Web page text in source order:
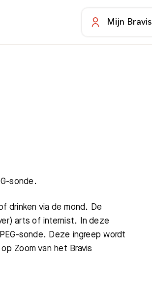
Mijn Bravis
sonde.
drinken via de mond. De
arts of internist. In deze
sonde. Deze ingreep wordt
Zoom van het Bravis